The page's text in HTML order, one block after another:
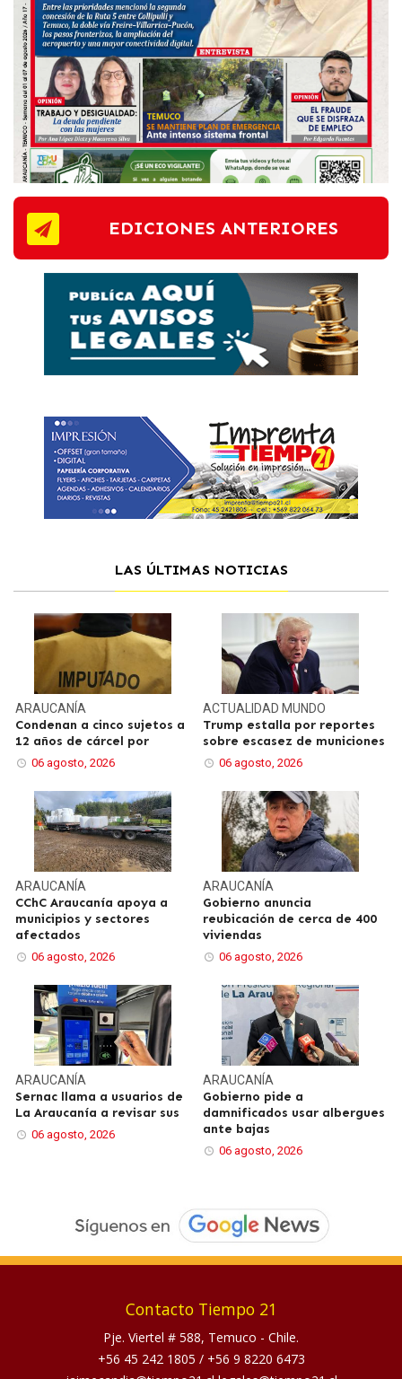
EDICIONES ANTERIORES
LAS ÚLTIMAS NOTICIAS
ARAUCANÍA
Condenan a cinco sujetos a
12 años de cárcel por
06 agosto, 2026
ACTUALIDAD MUNDO
Trump estalla por reportes
sobre escasez de municiones
06 agosto, 2026
ARAUCANÍA
CChC Araucanía apoya a
municipios y sectores
afectados
06 agosto, 2026
ARAUCANÍA
Gobierno anuncia
reubicación de cerca de 400
viviendas
06 agosto, 2026
ARAUCANÍA
Sernac llama a usuarios de
La Araucanía a revisar sus
06 agosto, 2026
ARAUCANÍA
Gobierno pide a
damnificados usar albergues
ante bajas
06 agosto, 2026
Contacto Tiempo 21
Pje. Viertel # 588, Temuco - Chile.
+56 45 242 1805 / +56 9 8220 6473